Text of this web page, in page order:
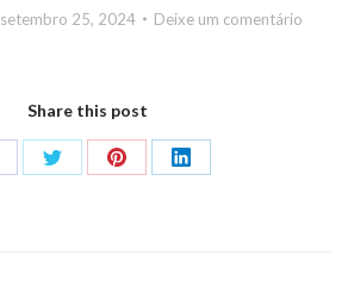
setembro 25, 2024 Deixe um comentário
Share this post